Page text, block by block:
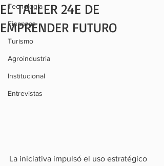
Tecnología
Finanzas
Turismo
Agroindustria
Institucional
Entrevistas
EL TALLER 24E DE
EMPRENDER FUTURO
La iniciativa impulsó el uso estratégico